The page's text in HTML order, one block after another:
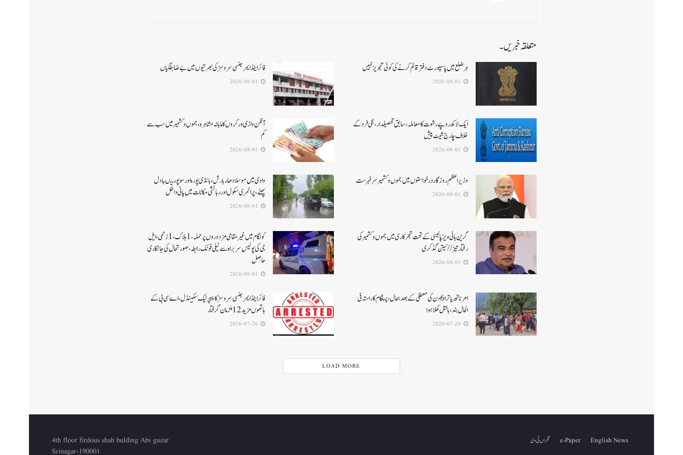
متعلقہ خبریں۔
ہر ضلع میں پاسپورٹ دفتر قائم کرنے کی کوئی تجویز نہیں فائر اینڈ ایمرجنسی سروسزکی بھرتیوں میں بے ضابطگیاں
ایک لاکھ روپے رشوت کا معاملہ،سابق تحصیلدار، نجی فرد کے
خلاف چارج شیٹ پیش
آنگن واڑی ورکروں کا ماہانہ مشاہرہ، جموں و کشمیر میں سب سے
کم
وزیر اعظم روزگار درخواستوں میں جموں و کشمیر سرفہرست
وادی میں موسلادھار بارش،بانڈی پورہ اور سوپور میںبادل
پھٹے، پرائمری سکول اور رہائشی مکانات میں پانی داخل
گرین ہائی ویز پالیسی کے تحت شجرکاری میں جموں و کشمیر کی
رفتار تیز// نیتن گڈکری
کولگام میں غیر مقامی مزدوروں پر حملہ،1ہلاک،1زخمی،ایل
جی کی پولیس سربراہ سے ٹیلی فونک رابطہ، صورتحال کی جانکاری
حاصل
امرناتھ یاترا 6دن کی معطلی کے بعد بحال،پہلگام کا راستہ فی
الحال بند، بالتل کھلا ہوا
فائر اینڈ ایمرجنسی سروسز کا پیپر لیک سکینڈل،اے سی بی کے
ہاتھوں مزید 12 ملزمان گرفتار
LOAD MORE
English News
e-Paper نگراں ٹی وی
4th floor firdous shah bulding Abi guzar
Srinagar-190001